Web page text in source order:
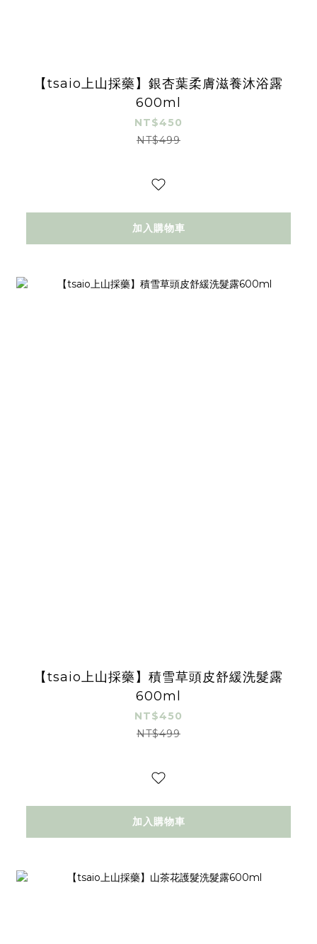
【tsaio上山採藥】銀杏葉柔膚滋養沐浴露
600ml
NT$450
NT$499
加入購物車
【tsaio上山採藥】積雪草頭皮舒緩洗髮露
600ml
NT$450
NT$499
加入購物車